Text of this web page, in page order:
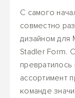
С самого
совместно
дизайном для
Stadler Form.
превратилось
ассортимент
команде